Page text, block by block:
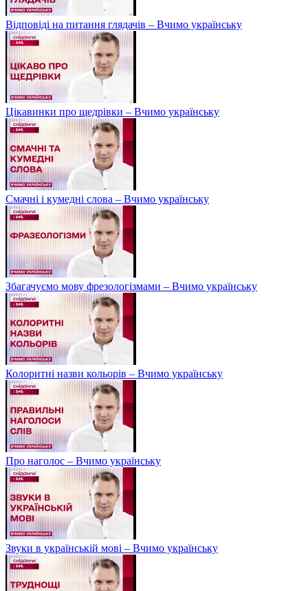
Відповіді на питання глядачів – Вчимо українську
Цікавинки про щедрівки – Вчимо українську
Смачні і кумедні слова – Вчимо українську
Збагачуємо мову фрезологізмами – Вчимо українську
Колоритні назви кольорів – Вчимо українську
Про наголос – Вчимо українську
Звуки в українській мові – Вчимо українську